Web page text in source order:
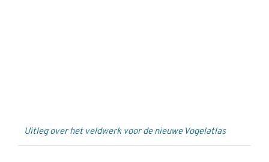
Uitleg over het veldwerk voor de nieuwe Vogelatlas